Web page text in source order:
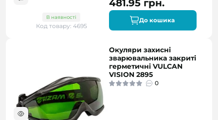
В наявності
Код товару: 4695
481.95 грн.
До кошика
Окуляри захисні
зварювальника закриті
герметичні VULCAN
VISION 2895
0